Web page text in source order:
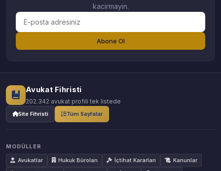
kacirmayin.
Abone Ol
Avukat Fihristi
202.342 avukat profili tek listede
Site Fihristi Tüm Sayfalar
MODÜLLER
Avukatlar
Hukuk Büroları İçtihat Kararları
Kanunlar